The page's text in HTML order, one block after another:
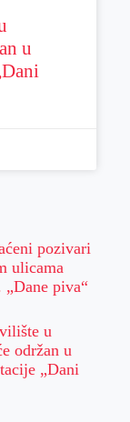
u
pozivari
ulicama
„Dane piva“
u
održan u
„Dani